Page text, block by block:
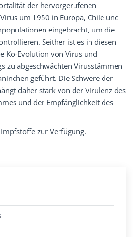
der hervorgerufenen
um 1950 in Europa, Chile und
eingebracht, um die
Seither ist es in diesen
Ko-Evolution von Virus und
zu abgeschwächten Virusstämmen
geführt. Die Schwere der
daher stark von der Virulenz des
und der Empfänglichkeit des
zur Verfügung.